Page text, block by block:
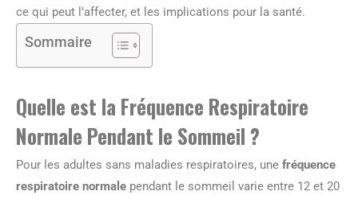
ce qui peut l’affecter, et les implications pour la santé.
Sommaire
Quelle est la Fréquence Respiratoire
Normale Pendant le Sommeil ?
Pour les adultes sans maladies respiratoires, une fréquence
respiratoire normale pendant le sommeil varie entre 12 et 20